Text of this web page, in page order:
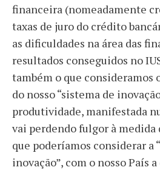
financeira (nomeadamente
taxas de juro do crédito
as dificuldades na área das
resultados conseguidos no
também o que consideramos
do nosso “sistema de
produtividade, manifestada
vai perdendo fulgor à medida
que poderíamos considerar a
inovação”, com o nosso País